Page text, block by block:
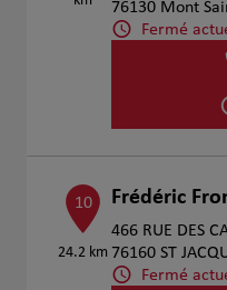
76130 Mont
Fermé
10
24.2 km
Frédéric
466 RUE DES
76160 ST
Fermé